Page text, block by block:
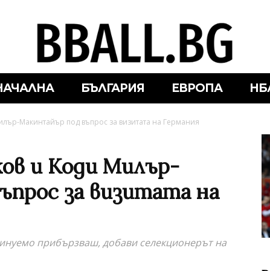
БЪЛГАРИЯ ЕВРОПА
Макинтайър под въпрос за визитата на Германия
и Коди Милър-
за визитата на
прибързваш, добави селекционерът на